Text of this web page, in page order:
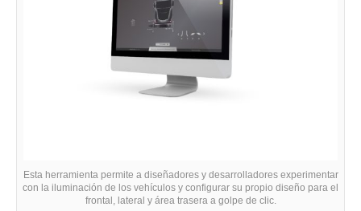
Esta herramienta permite a diseñadores y desarrolladores experimentar
con la iluminación de los vehículos y configurar su propio diseño para el
frontal, lateral y área trasera a golpe de clic.